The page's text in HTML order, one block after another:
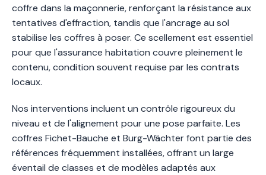
coffre dans la maçonnerie, renforçant la résistance aux
tentatives d'effraction, tandis que l'ancrage au sol
stabilise les coffres à poser. Ce scellement est essentiel
pour que l'assurance habitation couvre pleinement le
contenu, condition souvent requise par les contrats
locaux.
Nos interventions incluent un contrôle rigoureux du
niveau et de l'alignement pour une pose parfaite. Les
coffres Fichet-Bauche et Burg-Wächter font partie des
références fréquemment installées, offrant un large
éventail de classes et de modèles adaptés aux